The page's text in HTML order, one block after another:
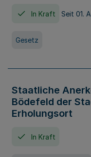
In Kraft Seit 01.
Gesetz
Staatliche
Bödefeld der
Erholungsort
In Kraft